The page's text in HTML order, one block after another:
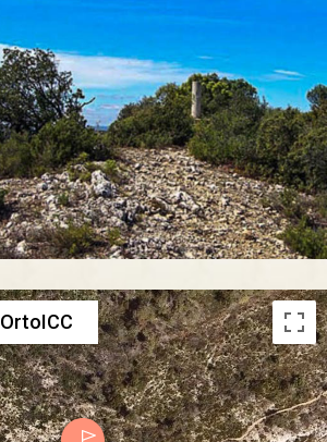
OrtoICC